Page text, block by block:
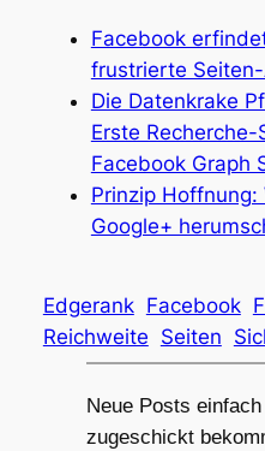
Facebook
frustrierte
Die Datenkrake
Erste
Facebook Graph
Prinzip
Google+
Edgerank Facebook
Reichweite Seiten
Neue Posts einfach
zugeschickt